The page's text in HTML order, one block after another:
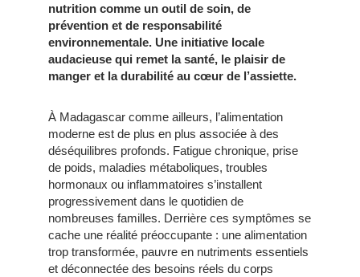
nutrition comme un outil de soin, de
prévention et de responsabilité
environnementale. Une initiative locale
audacieuse qui remet la santé, le plaisir de
manger et la durabilité au cœur de l’assiette.
À Madagascar comme ailleurs, l’alimentation
moderne est de plus en plus associée à des
déséquilibres profonds. Fatigue chronique, prise
de poids, maladies métaboliques, troubles
hormonaux ou inflammatoires s’installent
progressivement dans le quotidien de
nombreuses familles. Derrière ces symptômes se
cache une réalité préoccupante : une alimentation
trop transformée, pauvre en nutriments essentiels
et déconnectée des besoins réels du corps